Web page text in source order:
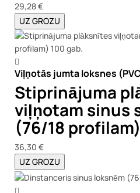
29,28 €
UZ GROZU
Viļņotās jumta loksnes
Stiprinājuma
viļņotam sinus
(76/18
36,30 €
UZ GROZU